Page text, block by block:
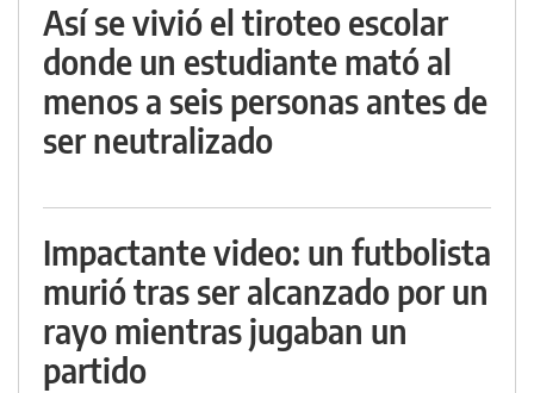
Así se vivió el tiroteo escolar
donde un estudiante mató al
menos a seis personas antes de
ser neutralizado
Impactante video: un futbolista
murió tras ser alcanzado por un
rayo mientras jugaban un
partido